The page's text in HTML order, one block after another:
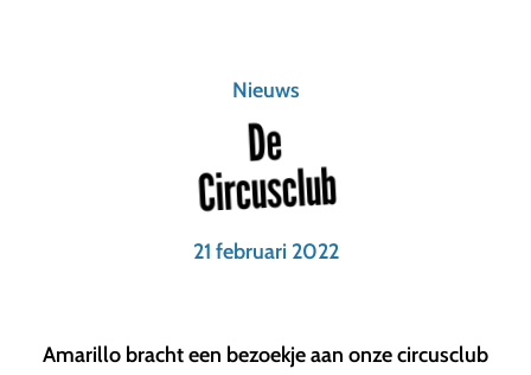
Nieuws
De
Circusclub
21 februari 2022
Amarillo bracht een bezoekje aan onze circusclub